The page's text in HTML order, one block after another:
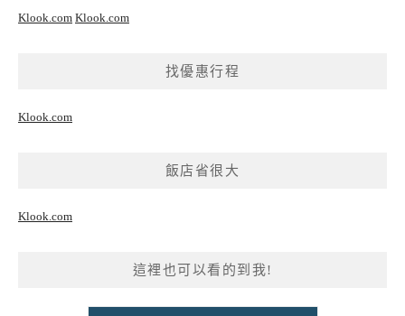
Klook.com Klook.com
找優惠行程
Klook.com
飯店省很大
Klook.com
這裡也可以看的到我!